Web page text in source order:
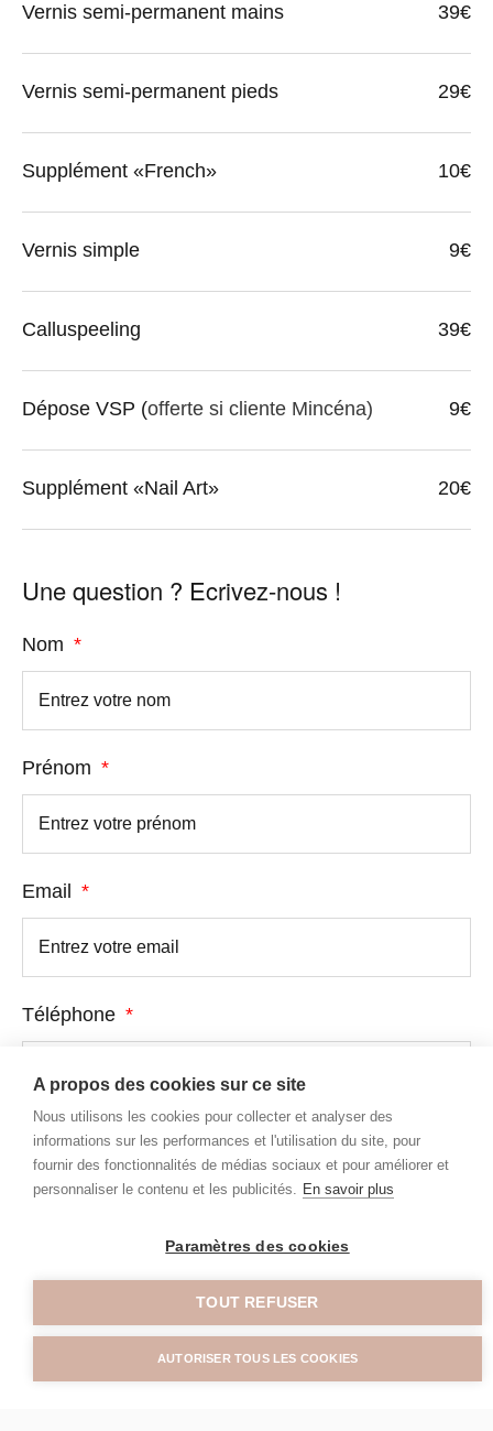
Vernis semi-permanent mains 39€
Vernis semi-permanent pieds 29€
Supplément «French» 10€
Vernis simple 9€
Calluspeeling 39€
Dépose VSP (offerte si cliente Mincéna) 9€
Supplément «Nail Art» 20€
Une question ? Ecrivez-nous !
Nom
Prénom
Email
Téléphone
Votre message
Envoyer
En soumettant ce formulaire, j’accepte que les informations saisies soient traitées
commerciale qui peut en découler.En savoir plus en consultant notre politique de
A propos des cookies sur ce site
Nous utilisons les cookies pour collecter et analyser des
informations sur les performances et l'utilisation du site, pour
fournir des fonctionnalités de médias sociaux et pour améliorer et
personnaliser le contenu et les publicités. En savoir plus
Paramètres des cookies
TOUT REFUSER
AUTORISER TOUS LES COOKIES